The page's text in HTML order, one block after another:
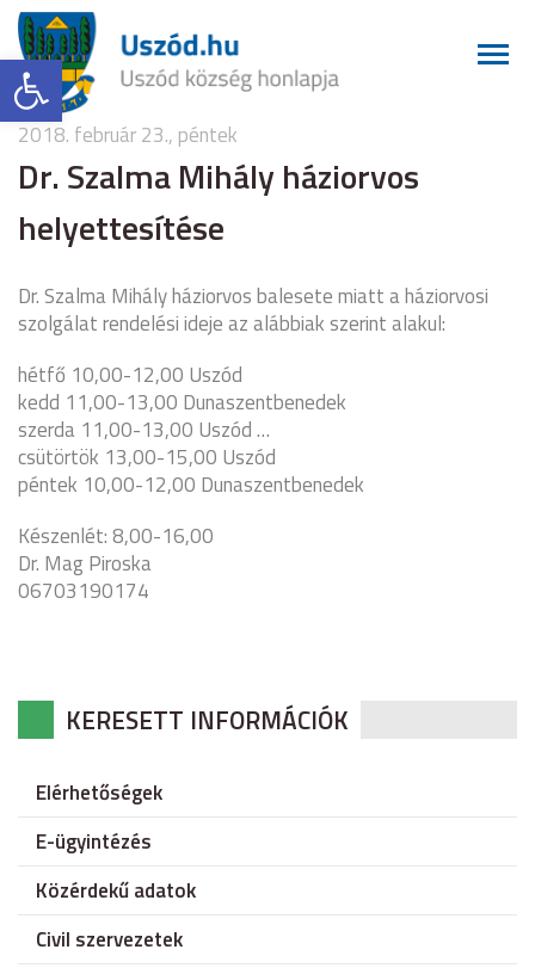
Eszköztár megnyitása
2018. február 23., péntek
Dr. Szalma Mihály háziorvos
helyettesítése
Dr. Szalma Mihály háziorvos balesete miatt a háziorvosi
szolgálat rendelési ideje az alábbiak szerint alakul:
hétfő 10,00-12,00 Uszód
kedd 11,00-13,00 Dunaszentbenedek
szerda 11,00-13,00 Uszód…
csütörtök 13,00-15,00 Uszód
péntek 10,00-12,00 Dunaszentbenedek
Készenlét: 8,00-16,00
Dr. Mag Piroska
06703190174
KERESETT INFORMÁCIÓK
Elérhetőségek
E-ügyintézés
Közérdekű adatok
Civil szervezetek